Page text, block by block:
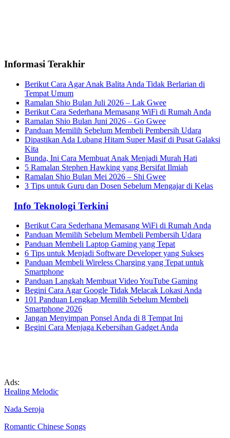
Informasi Terakhir
Berikut Cara Agar Anak Balita Anda Tidak Berlarian di
Tempat Umum
Ramalan Shio Bulan Juli 2026 – Lak Gwee
Berikut Cara Sederhana Memasang WiFi di Rumah Anda
Ramalan Shio Bulan Juni 2026 – Go Gwee
Panduan Memilih Sebelum Membeli Pembersih Udara
Dipastikan Ada Lubang Hitam Super Masif di Pusat Galaksi
Kita
Bunda, Ini Cara Membuat Anak Menjadi Murah Hati
5 Ramalan Stephen Hawking yang Bersifat Ilmiah
Ramalan Shio Bulan Mei 2026 – Shi Gwee
3 Tips untuk Guru dan Dosen Sebelum Mengajar di Kelas
Info Teknologi Terkini
Berikut Cara Sederhana Memasang WiFi di Rumah Anda
Panduan Memilih Sebelum Membeli Pembersih Udara
Panduan Membeli Laptop Gaming yang Tepat
6 Tips untuk Menjadi Software Developer yang Sukses
Panduan Membeli Wireless Charging yang Tepat untuk
Smartphone
Panduan Langkah Membuat Video YouTube Gaming
Begini Cara Agar Google Tidak Melacak Lokasi Anda
101 Panduan Lengkap Memilih Sebelum Membeli
Smartphone 2026
Jangan Menyimpan Ponsel Anda di 8 Tempat Ini
Begini Cara Menjaga Kebersihan Gadget Anda
Ads:
Healing Melodic
Nada Seroja
Romantic Chinese Songs